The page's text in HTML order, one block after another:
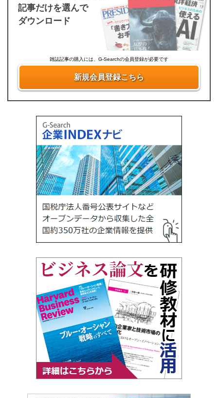
記事だけを選んで
ダウンロード
雑誌記事の購入には、G-Searchの会員登録が必要です
新規会員登録こちら